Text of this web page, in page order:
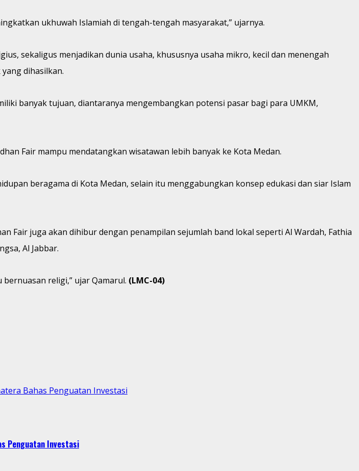
ukhuwah Islamiah di tengah-tengah masyarakat,” ujarnya.
sekaligus menjadikan dunia usaha, khususnya usaha mikro, kecil dan menengah
dihasilkan.
banyak tujuan, diantaranya mengembangkan potensi pasar bagi para UMKM,
Fair mampu mendatangkan wisatawan lebih banyak ke Kota Medan.
beragama di Kota Medan, selain itu menggabungkan konsep edukasi dan siar Islam
Fair juga akan dihibur dengan penampilan sejumlah band lokal seperti Al Wardah, Fathia
Al Jabbar.
religi,” ujar Qamarul. (LMC-04)
Bahas Penguatan Investasi
Penguatan Investasi